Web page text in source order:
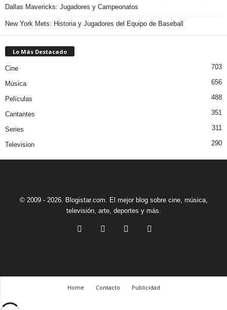
Dallas Mavericks: Jugadores y Campeonatos
New York Mets: Historia y Jugadores del Equipo de Baseball
Lo Más Destacado
Cine 703
Música 656
Películas 488
Cantantes 351
Series 311
Television 290
© 2009 - 2026. Blogistar.com. El mejor blog sobre cine, música,
televisión, arte, deportes y más.
Home Contacto Publicidad